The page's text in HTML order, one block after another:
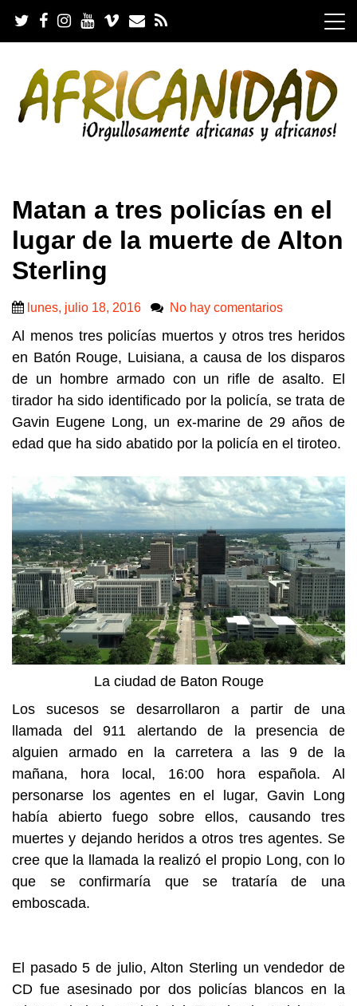
i
Matan a tres policías en el
lugar de la muerte de Alton
Sterling
lunes, julio 18, 2016 No hay comentarios
Al menos tres policías muertos y otros tres heridos
en Batón Rouge, Luisiana, a causa de los disparos
de un hombre armado con un rifle de asalto. El
tirador ha sido identificado por la policía, se trata de
Gavin Eugene Long, un ex-marine de 29 años de
edad que ha sido abatido por la policía en el tiroteo.
La ciudad de Baton Rouge
Los sucesos se desarrollaron a partir de una
llamada del 911 alertando de la presencia de
alguien armado en la carretera a las 9 de la
mañana, hora local, 16:00 hora española. Al
personarse los agentes en el lugar, Gavin Long
había abierto fuego sobre ellos, causando tres
muertes y dejando heridos a otros tres agentes. Se
cree que la llamada la realizó el propio Long, con lo
que se confirmaría que se trataría de una
emboscada.
El pasado 5 de julio, Alton Sterling un vendedor de
CD fue asesinado por dos policías blancos en la